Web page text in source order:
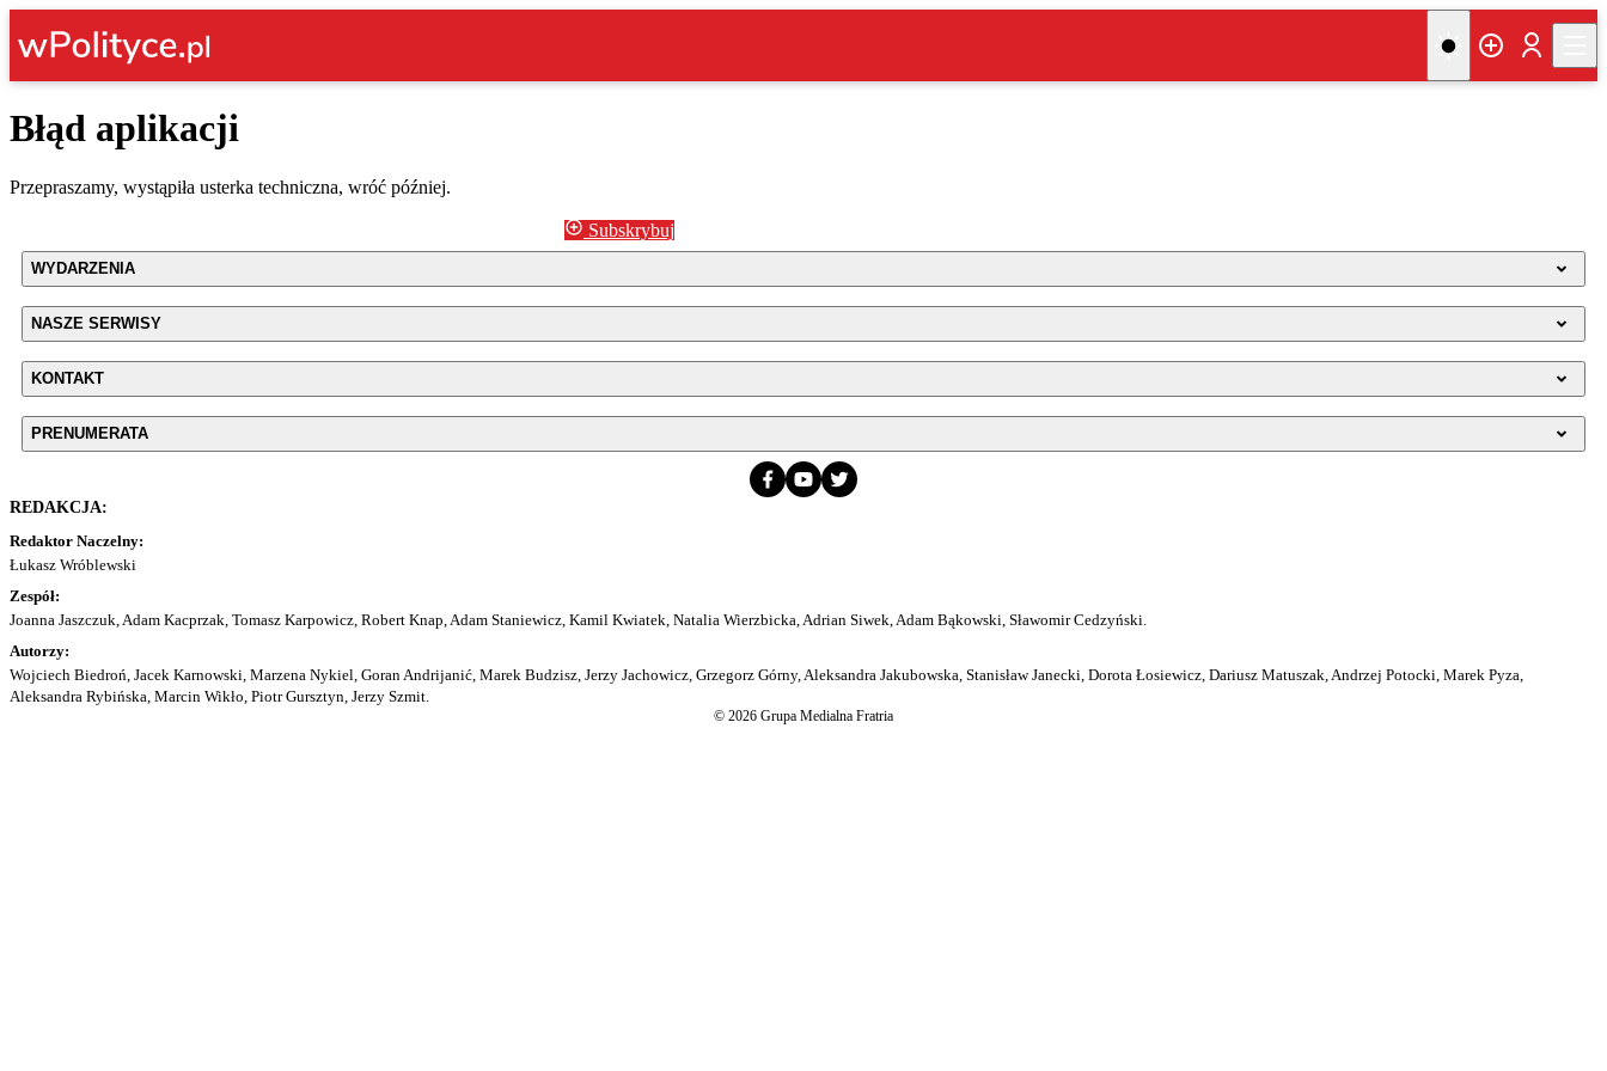
Błąd aplikacji
Przepraszamy, wystąpiła usterka techniczna, wróć później.
Subskrybuj
WYDARZENIA
NASZE SERWISY
KONTAKT
PRENUMERATA
REDAKCJA:
Redaktor Naczelny:
Łukasz Wróblewski
Zespół:
Joanna Jaszczuk, Adam Kacprzak, Tomasz Karpowicz, Robert Knap, Adam Staniewicz, Kamil Kwiatek, Natalia Wierzbicka, Adrian Siwek, Adam Bąkowski, Sławomir Cedzyński.
Autorzy:
Wojciech Biedroń, Jacek Karnowski, Marzena Nykiel, Goran Andrijanić, Marek Budzisz, Jerzy Jachowicz, Grzegorz Górny, Aleksandra Jakubowska, Stanisław Janecki, Dorota Łosiewicz, Dariusz Matuszak, Andrzej Potocki, Marek Pyza,
Aleksandra Rybińska, Marcin Wikło, Piotr Gursztyn, Jerzy Szmit.
© 2026 Grupa Medialna Fratria